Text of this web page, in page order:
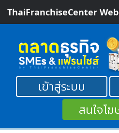
ThaiFranchiseCenter
เข้าสู่ระบบ
สนใจโ